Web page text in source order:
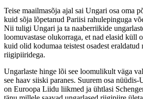
Teise maailmasõja ajal sai Ungari osa oma
kuid sõja lõpetanud Pariisi rahulepinguga
Nii tuligi Ungari ja ta naaberriikide
loomuvastase olukorraga, et nad elasid küll
kuid olid kodumaa teistest osadest eraldatud
riigipiiridega.
Ungarlaste hinge lõi see loomulikult väga
see haav siiski paranes. Suurem osa nüüdis-
on Euroopa Liidu liikmed ja ühtlasi